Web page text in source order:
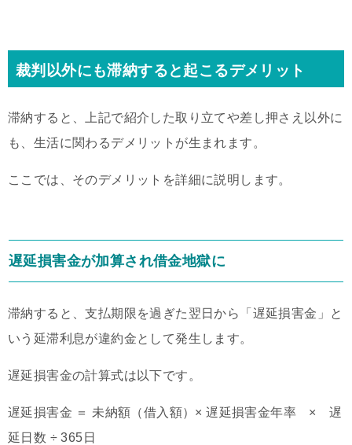
裁判以外にも滞納すると起こるデメリット
滞納すると、上記で紹介した取り立てや差し押さえ以外に
も、生活に関わるデメリットが生まれます。
ここでは、そのデメリットを詳細に説明します。
遅延損害金が加算され借金地獄に
滞納すると、支払期限を過ぎた翌日から「遅延損害金」と
いう延滞利息が違約金として発生します。
遅延損害金の計算式は以下です。
遅延損害金 ＝ 未納額（借入額）× 遅延損害金年率 × 遅
延日数 ÷ 365日